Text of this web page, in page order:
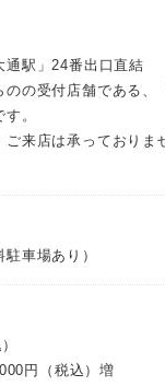
通駅」24番出口直結
の受付店舗である、
。
ご来店は承っておりま
車場あり）
円（税込）増